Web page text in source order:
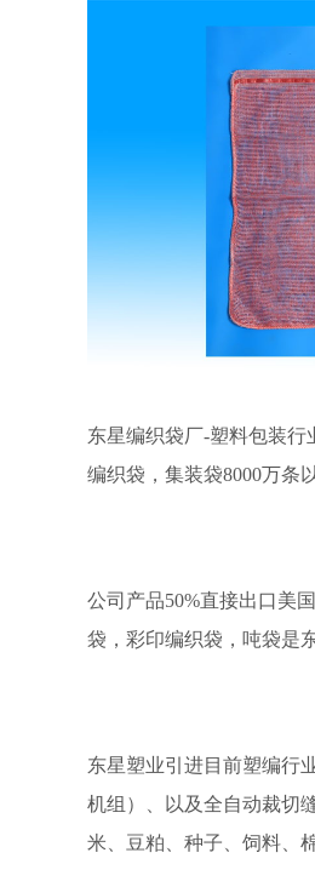
东星编织袋厂-塑料包装行
编织袋，集装袋8000万条
公司产品50%直接出口美
袋，彩印编织袋，吨袋是
东星塑业引进目前塑编行
机组）、以及全自动裁切
米、豆粕、种子、饲料、